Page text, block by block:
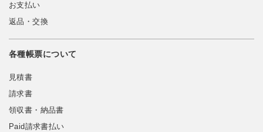
お支払い
返品・交換
各種帳票について
見積書
請求書
領収書・納品書
Paid請求書払い